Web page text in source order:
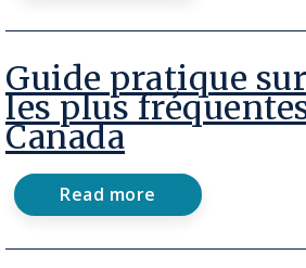
saillants
la
syphilis
au
Canada
(2011
-
2020)
Guide pratique
les plus
Canada
Read more
about
pratique